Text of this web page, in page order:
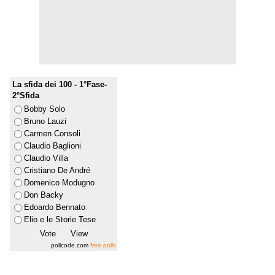
La sfida dei 100 - 1°Fase-
2°Sfida
Bobby Solo
Bruno Lauzi
Carmen Consoli
Claudio Baglioni
Claudio Villa
Cristiano De André
Domenico Modugno
Don Backy
Edoardo Bennato
Elio e le Storie Tese
pollcode.com free polls